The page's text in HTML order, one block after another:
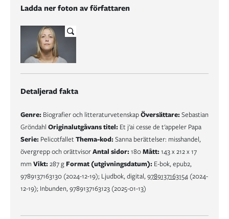
Ladda ner foton av författaren
Detaljerad fakta
Genre: Biografier och litteraturvetenskapÖversättare: Sebastian
Gröndahl Originalutgåvans titel: Et j'ai cesse de t'appeler Papa
Serie: Pelicotfallet Thema-kod: Sanna berättelser: misshandel,
övergrepp och orättvisorAntal sidor: 180Mått: 143 x 212 x 17
mm Vikt: 287 g Format (utgivningsdatum): E-bok, epub2,
9789137163130 (2024-12-19); Ljudbok, digital,9789137163154 (2024-
12-19); Inbunden, 9789137163123 (2025-01-13)